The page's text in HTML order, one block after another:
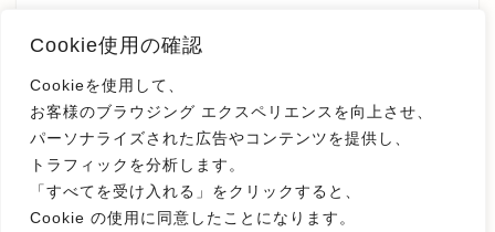
Cookie使用の確認
Cookieを使用して、
お客様のブラウジング エクスペリエンスを向上させ、
パーソナライズされた広告やコンテンツを提供し、
トラフィックを分析します。
「すべてを受け入れる」をクリックすると、
Cookie の使用に同意したことになります。
ブログ村